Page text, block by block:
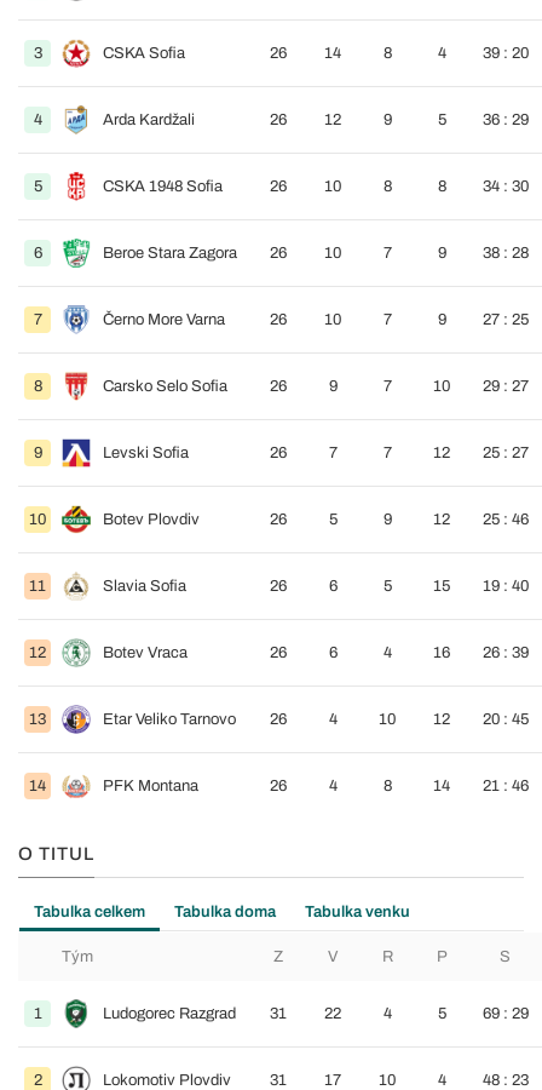
3 CSKA Sofia 26 14 8 4 39 : 20
4 Arda Kardžali 26 12 9 5 36 : 29
5 CSKA 1948 Sofia 26 10 8 8 34 : 30
6 Beroe Stara Zagora 26 10 7 9 38 : 28
7 Černo More Varna 26 10 7 9 27 : 25
8 Carsko Selo Sofia 26 9 7 10 29 : 27
9 Levski Sofia 26 7 7 12 25 : 27
10 Botev Plovdiv 26 5 9 12 25 : 46
11 Slavia Sofia 26 6 5 15 19 : 40
12 Botev Vraca 26 6 4 16 26 : 39
13 Etar Veliko Tarnovo 26 4 10 12 20 : 45
14 PFK Montana 26 4 8 14 21 : 46
O TITUL
Tabulka celkem Tabulka doma Tabulka venku
Tým Z V R P S
1 Ludogorec Razgrad 31 22 4 5 69 : 29
2 Lokomotiv Plovdiv 31 17 10 4 48 : 23